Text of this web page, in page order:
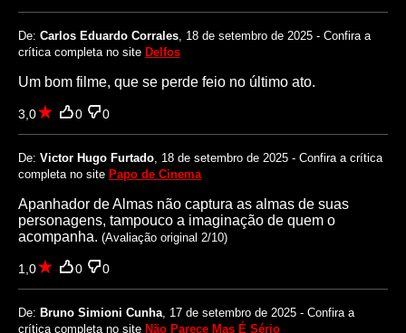
De: Carlos Eduardo Corrales , 18 de setembro de 2025 - Confira a
crítica completa no site Delfos
Um bom filme, que se perde feio no último ato.
3,0 0 0
De: Victor Hugo Furtado , 18 de setembro de 2025 - Confira a crítica
completa no site Papo de Cinema
Apanhador de Almas não captura as almas de suas
personagens, tampouco a imaginação de quem o
acompanha. (Avaliação original 2/10)
1,0 0 0
De: Bruno Simioni Cunha , 17 de setembro de 2025 - Confira a
crítica completa no site Não Parece Mas É Sério